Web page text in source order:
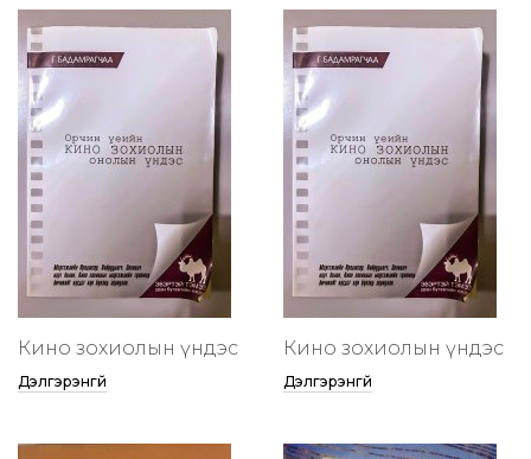
Кино зохиолын үндэс
Дэлгэрэнгүй
Кино зохиолын үндэс
Дэлгэрэнгүй